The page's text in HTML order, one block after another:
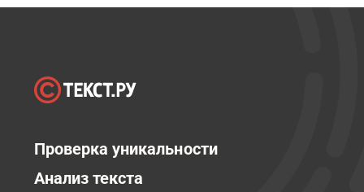
Проверка уникальности
Анализ текста